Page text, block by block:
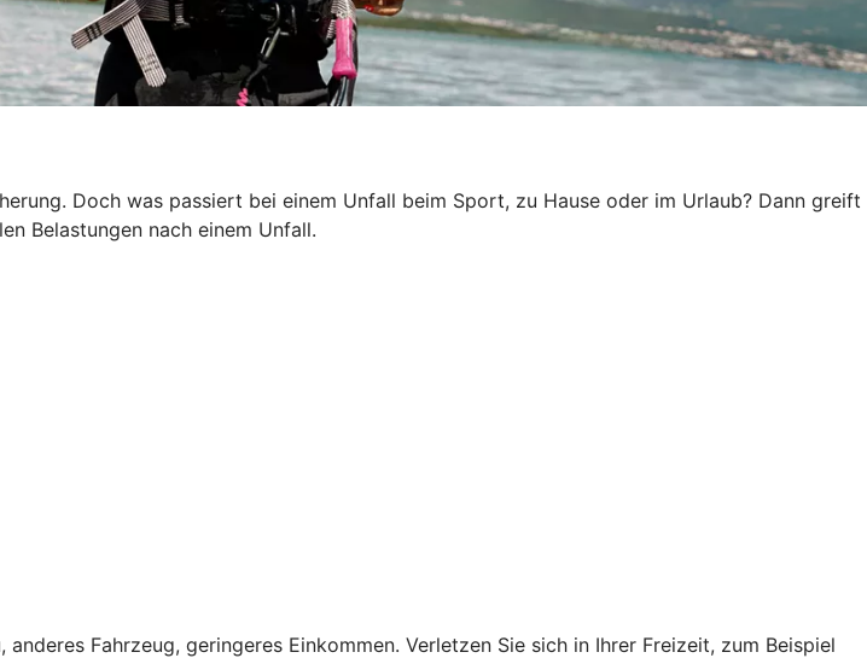
Doch was passiert bei einem Unfall beim Sport, zu Hause oder im Urlaub? Dann greift
Belastungen nach einem Unfall.
Fahrzeug, geringeres Einkommen. Verletzen Sie sich in Ihrer Freizeit, zum Beispiel